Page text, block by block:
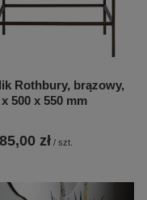
Rothbury, brązowy,
500 x 550 mm
zł / szt.